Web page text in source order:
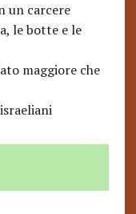
un carcere
le botte e le
maggiore che